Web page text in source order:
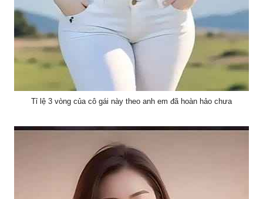
Tỉ lệ 3 vòng của cô gái này theo anh em đã hoàn hảo chưa